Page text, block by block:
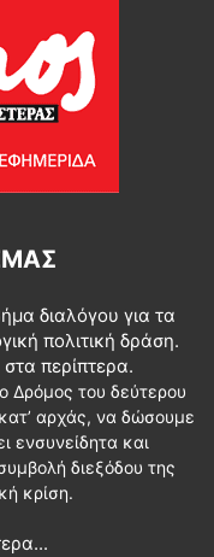
διαλόγου για τα
πολιτική δράση.
περίπτερα.
Δρόμος του δεύτερου
αρχάς, να δώσουμε
ενσυνείδητα και
διεξόδου της
κρίση.